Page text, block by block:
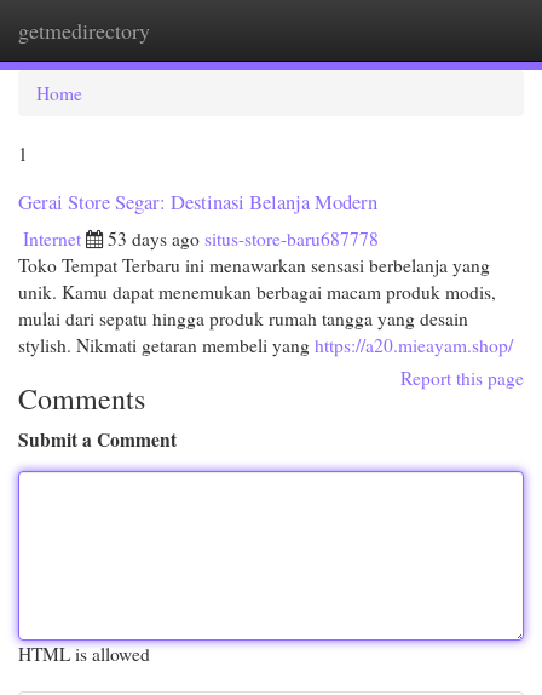
getmedirectory
Home
1
Gerai Store Segar: Destinasi Belanja Modern
Internet 53 days ago situs-store-baru687778
Toko Tempat Terbaru ini menawarkan sensasi berbelanja yang
unik. Kamu dapat menemukan berbagai macam produk modis,
mulai dari sepatu hingga produk rumah tangga yang desain
stylish. Nikmati getaran membeli yang https://a20.mieayam.shop/
Report this page
Comments
Submit a Comment
HTML is allowed